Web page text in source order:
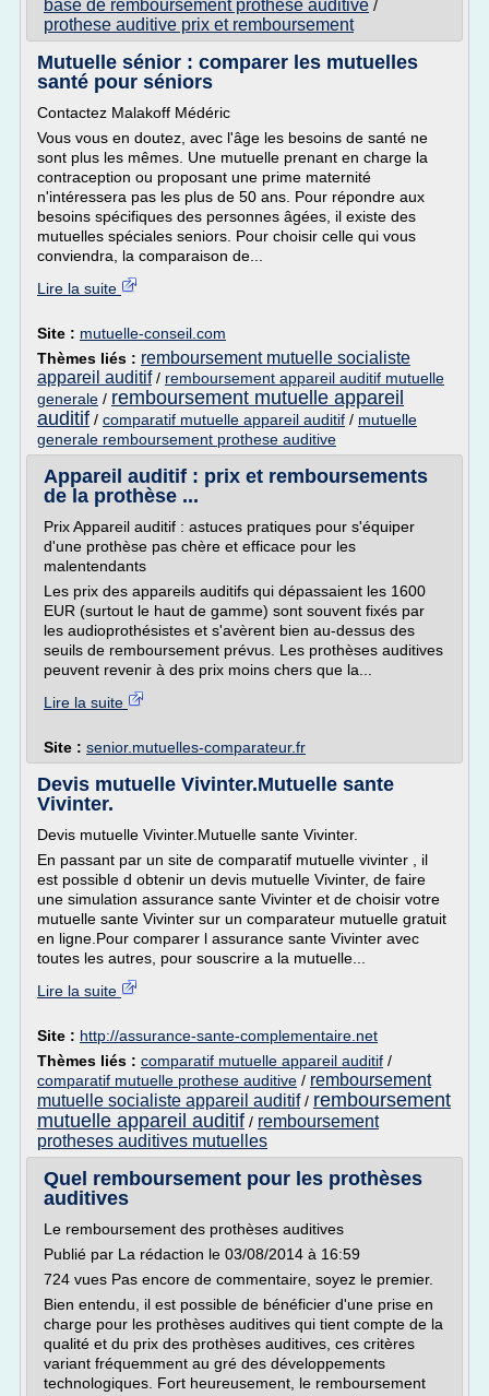
base de remboursement prothese auditive /
prothese auditive prix et remboursement
Mutuelle sénior : comparer les mutuelles
santé pour séniors
Contactez Malakoff Médéric
Vous vous en doutez, avec l'âge les besoins de santé ne
sont plus les mêmes. Une mutuelle prenant en charge la
contraception ou proposant une prime maternité
n'intéressera pas les plus de 50 ans. Pour répondre aux
besoins spécifiques des personnes âgées, il existe des
mutuelles spéciales seniors. Pour choisir celle qui vous
conviendra, la comparaison de...
Lire la suite
Site : mutuelle-conseil.com
Thèmes liés : remboursement mutuelle socialiste
appareil auditif/ remboursement appareil auditif mutuelle
generale / remboursement mutuelle appareil
auditif / comparatif mutuelle appareil auditif / mutuelle
generale remboursement prothese auditive
Appareil auditif : prix et remboursements
de la prothèse ...
Prix Appareil auditif : astuces pratiques pour s'équiper
d'une prothèse pas chère et efficace pour les
malentendants
Les prix des appareils auditifs qui dépassaient les 1600
EUR (surtout le haut de gamme) sont souvent fixés par
les audioprothésistes et s'avèrent bien au-dessus des
seuils de remboursement prévus. Les prothèses auditives
peuvent revenir à des prix moins chers que la...
Lire la suite
Site : senior.mutuelles-comparateur.fr
Devis mutuelle Vivinter.Mutuelle sante
Vivinter.
Devis mutuelle Vivinter.Mutuelle sante Vivinter.
En passant par un site de comparatif mutuelle vivinter , il
est possible d obtenir un devis mutuelle Vivinter, de faire
une simulation assurance sante Vivinter et de choisir votre
mutuelle sante Vivinter sur un comparateur mutuelle gratuit
en ligne.Pour comparer l assurance sante Vivinter avec
toutes les autres, pour souscrire a la mutuelle...
Lire la suite
Site : http://assurance-sante-complementaire.net
Thèmes liés : comparatif mutuelle appareil auditif /
comparatif mutuelle prothese auditive / remboursement
mutuelle socialiste appareil auditif/ remboursement
mutuelle appareil auditif / remboursement
protheses auditives mutuelles
Quel remboursement pour les prothèses
auditives
Le remboursement des prothèses auditives
Publié par La rédaction le 03/08/2014 à 16:59
724 vues Pas encore de commentaire, soyez le premier.
Bien entendu, il est possible de bénéficier d'une prise en
charge pour les prothèses auditives qui tient compte de la
qualité et du prix des prothèses auditives, ces critères
variant fréquemment au gré des développements
technologiques. Fort heureusement, le remboursement